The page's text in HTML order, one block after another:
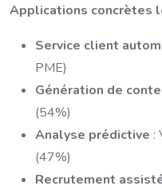
Applications concrètes
Service client
PME)
Génération de
(54%)
Analyse prédictive :
(47%)
Recrutement